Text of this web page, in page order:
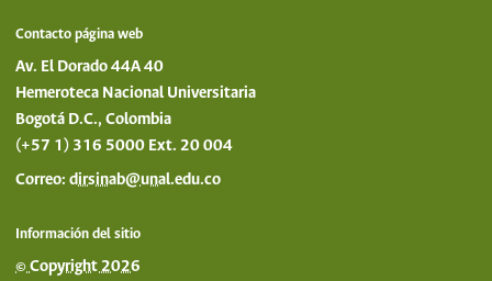
Contacto página web
Av. El Dorado 44A 40
Hemeroteca Nacional Universitaria
Bogotá D.C., Colombia
(+57 1) 316 5000 Ext. 20 004
Correo: dirsinab@unal.edu.co
Información del sitio
© Copyright 2026